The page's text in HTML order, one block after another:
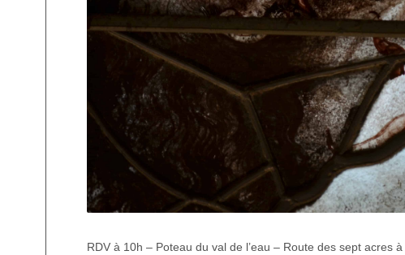
RDV à 10h – Poteau du val de l’eau – Route des sept acres